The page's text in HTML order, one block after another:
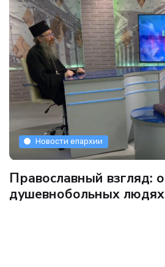
Новости епархии
Православный взгляд: о
душевнобольных людях